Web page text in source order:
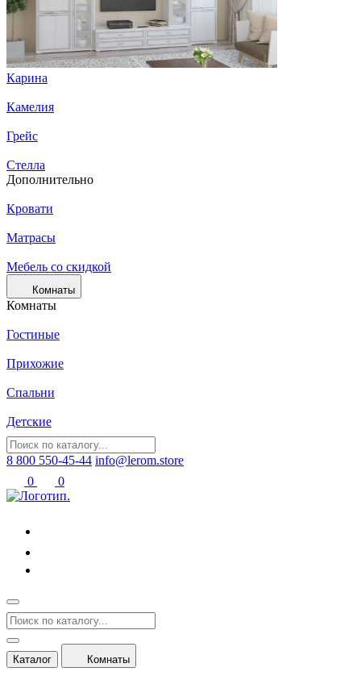
Карина
Камелия
Грейс
Стелла
Дополнительно
Кровати
Матрасы
Мебель со скидкой
Комнаты
Комнаты
Гостиные
Прихожие
Спальни
Детские
8 800 550-45-44 info@lerom.store
0
0
Каталог Комнаты